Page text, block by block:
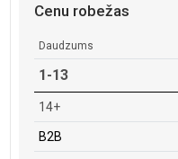
Cenu robežas
Daudzums
1-13
14+
B2B